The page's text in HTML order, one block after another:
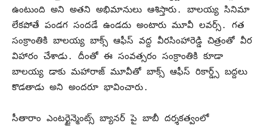
ఉంటుంది అని అతని అభిమానులు ఆశిస్తారు. బాలయ్య సినిమా
లేకపోతే పండగ సందడే ఉండదు అంటారు మూవీ లవర్స్. గత
సంక్రాంతికి బాలయ్య బాక్స్ ఆఫీస్ వద్ద వీరసింహారెడ్డి చిత్రంతో వీర
విహారం చేశాడు. దీంతో ఈ సంవత్సరం సంక్రాంతికి కూడా
బాలయ్య డాకు మహారాజ్ మూవీతో బాక్స్ ఆఫీస్ రికార్డ్స్ బద్దలు
కొడతాడు అని అందరూ భావించారు.
సీతారాం ఎంటర్టైన్మెంట్స్ బ్యానర్ పై బాబీ దర్శకత్వంలో